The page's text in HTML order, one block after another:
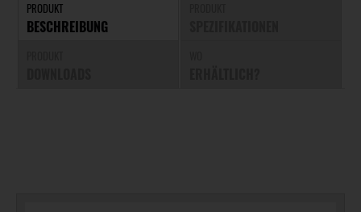
PRODUKT
BESCHREIBUNG